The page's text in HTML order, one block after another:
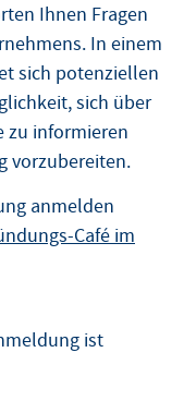
Ihnen Fragen
In einem
sich potenziellen
sich über
zu informieren
vorzubereiten.
anmelden
Café im
ist